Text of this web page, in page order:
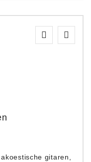
gitaren,